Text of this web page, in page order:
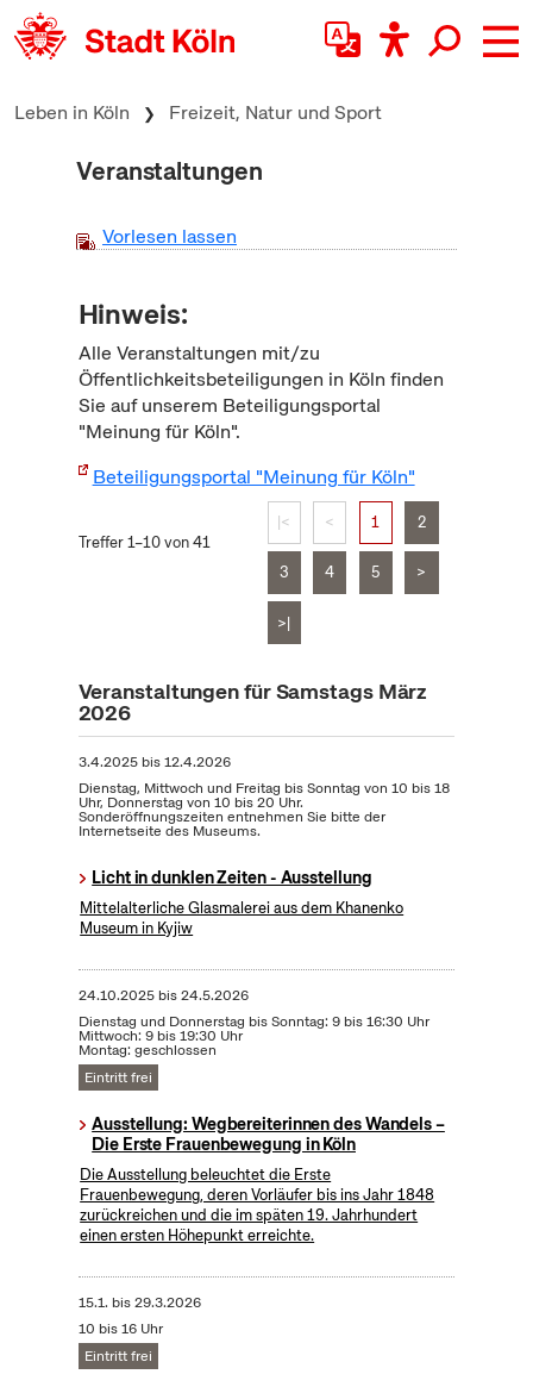
zum Inhalt springen
Leben in Köln Freizeit, Natur und Sport
Veranstaltungen
Vorlesen lassen
Hinweis:
Alle Veranstaltungen mit/zu
Öffentlichkeitsbeteiligungen in Köln finden
Sie auf unserem Beteiligungsportal
"Meinung für Köln".
Beteiligungsportal "Meinung für Köln"
Treffer 1–10 von 41
|< < 1 2
3 4 5 >
>|
Veranstaltungen für Samstags März
2026
3.4.2025bis12.4.2026
Dienstag, Mittwoch und Freitag bis Sonntag von 10 bis 18
Uhr, Donnerstag von 10 bis 20 Uhr.
Sonderöffnungszeiten entnehmen Sie bitte der
Internetseite des Museums.
Licht in dunklen Zeiten - Ausstellung
Mittelalterliche Glasmalerei aus dem Khanenko
Museum in Kyjiw
24.10.2025bis24.5.2026
Dienstag und Donnerstag bis Sonntag: 9 bis 16:30 Uhr
Mittwoch: 9 bis 19:30 Uhr
Montag: geschlossen
Eintritt frei
Ausstellung: Wegbereiterinnen des Wandels –
Die Erste Frauenbewegung in Köln
Die Ausstellung beleuchtet die Erste
Frauenbewegung, deren Vorläufer bis ins Jahr 1848
zurückreichen und die im späten 19. Jahrhundert
einen ersten Höhepunkt erreichte.
15.1. bis29.3.2026
10 bis 16 Uhr
Eintritt frei